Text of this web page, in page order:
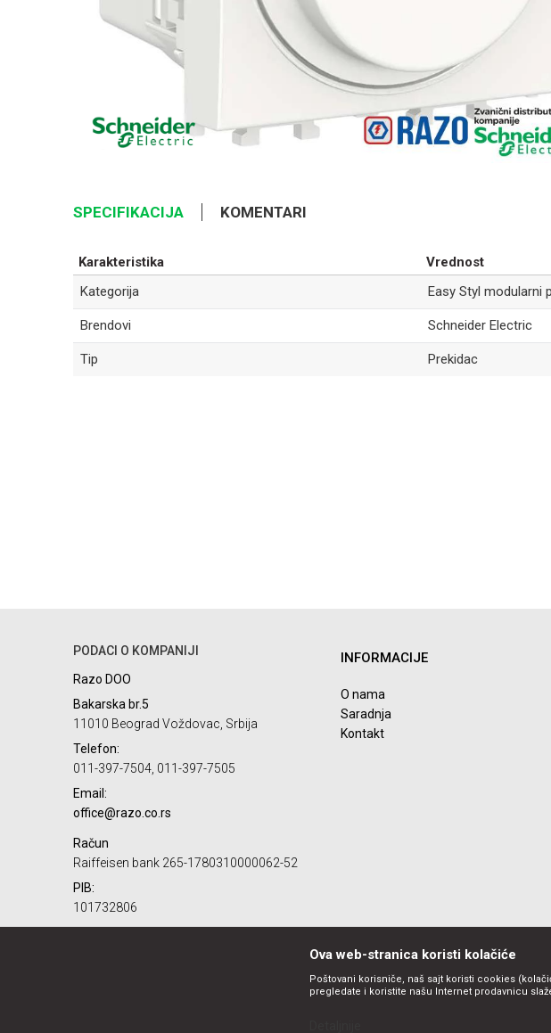
SPECIFIKACIJA KOMENTARI
Karakteristika
Vrednost
Kategorija
Easy Styl modularni
Brendovi Schneider Electric
Tip Prekidac
PODACI O KOMPANIJI
Razo DOO
Bakarska br.5
11010 Beograd Voždovac, Srbija
Telefon:
011-397-7504, 011-397-7505
Email:
office@razo.co.rs
Račun
Raiffeisen bank 265-1780310000062-52
PIB:
101732806
INFORMACIJE
O nama
Saradnja
Kontakt
Ova web-stranica koristi kolačiće
Poštovani korisniče, naš sajt koristi cookies
pregledate i koristite našu Internet prodavnicu